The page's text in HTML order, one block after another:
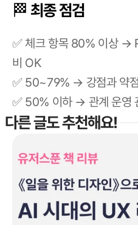
🏁 최종 점검
✅ 체크 항목 80% 이상 →
비 OK
✅ 50~79% → 강점과 약
✅ 50% 이하 → 관계 운영
다른 글도 추천해요!